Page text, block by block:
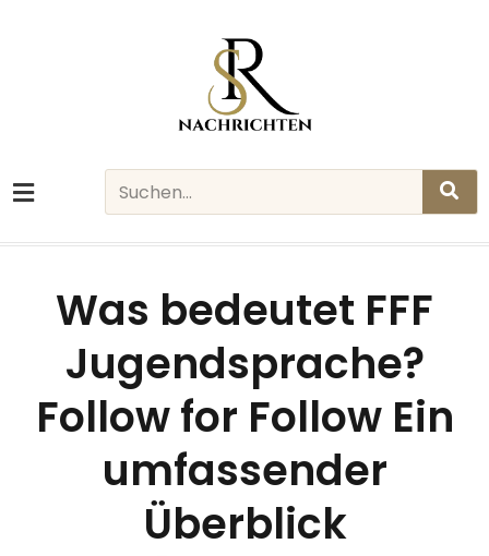
Was bedeutet FFF
Jugendsprache?
Follow for Follow Ein
umfassender
Überblick